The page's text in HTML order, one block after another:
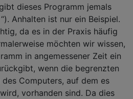
dieses Programm jemals
Anhalten ist nur ein Beispiel.
da es in der Praxis häufig
möchten wir wissen,
in angemessener Zeit ein
wenn die begrenzten
des Computers, auf dem es
vorhanden sind. Da dies